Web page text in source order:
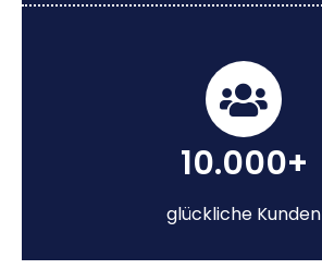
10.000+
glückliche Kunden